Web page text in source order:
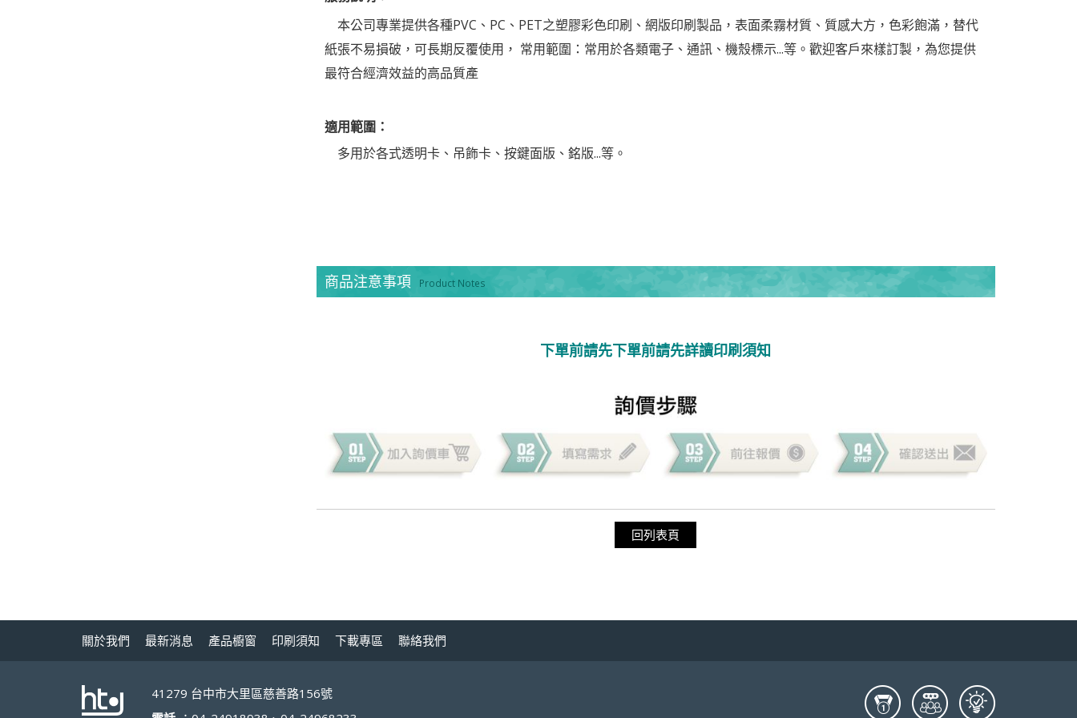
本公司專業提供各種PVC、PC、PET之塑膠彩色印刷、網版印刷製品，表面柔霧材質、質感大方，色彩飽滿，替代
紙張不易損破，可長期反覆使用， 常用範圍：常用於各類電子、通訊、 機殼標示...等。歡迎客戶來樣訂製，為您提供
最符合經濟效益的高品質產
適用範圍：
多用於各式透明卡、吊飾卡、按鍵面版、銘版...等。
商品注意事項 Product Notes
下單前請先下單前請先詳讀印刷須知
回列表頁
關於我們 最新消息 產品櫥窗 印刷須知 下載專區 聯絡我們
41279 台中市大里區慈善路156號